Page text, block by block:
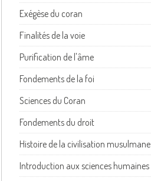
Exégèse du coran
Finalités de la voie
Purification de l'âme
Fondements de la foi
Sciences du Coran
Fondements du droit
Histoire de la civilisation musulmane
Introduction aux sciences humaines